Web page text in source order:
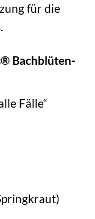
für die
Bachblüten-
Fälle“